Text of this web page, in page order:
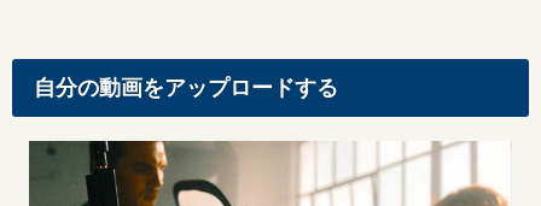
自分の動画をアップロードする